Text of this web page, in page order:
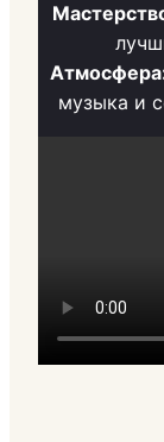
музыка и